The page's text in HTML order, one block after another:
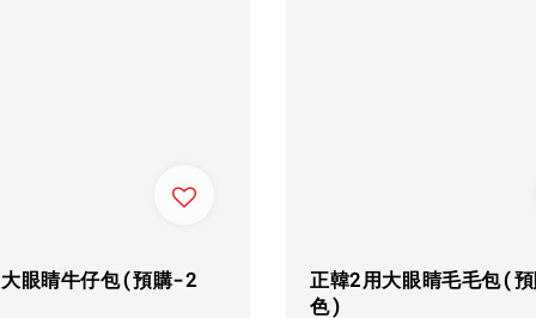
眼睛牛仔包(預購-2
正韓2用大眼睛毛毛包(
色)